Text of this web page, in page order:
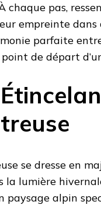
chaque pas,
empreinte dans
parfaite
de départ
se dresse en
lumière
paysage alpin